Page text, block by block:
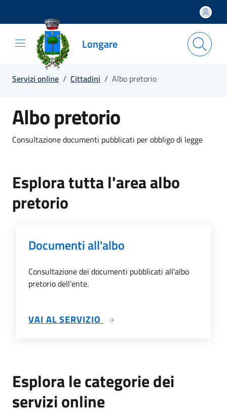
Salta e vai al contenuto
Salta e vai al footer
Longare
Servizi online / Cittadini / Albo pretorio
Albo pretorio
Consultazione documenti pubblicati per obbligo di legge
Esplora tutta l'area albo
pretorio
Documenti all'albo
Consultazione dei documenti pubblicati all'albo
pretorio dell'ente.
VAI AL SERVIZIO SU DOCUMENTI ALL'ALBO
Esplora le categorie dei
servizi online